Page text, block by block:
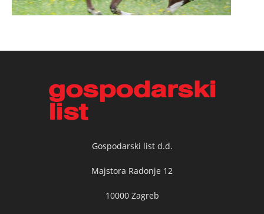
Gospodarski list d.d.
Majstora Radonje 12
10000 Zagreb